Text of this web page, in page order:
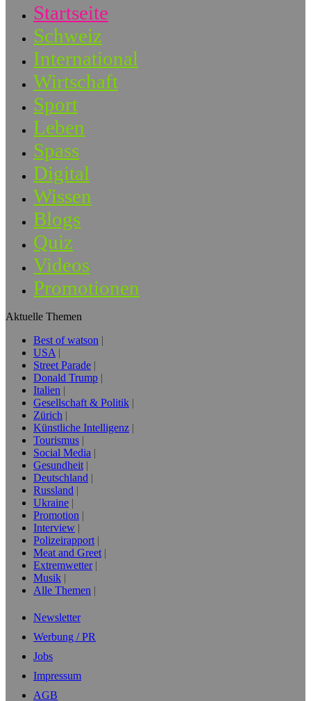
Startseite
Schweiz
International
Wirtschaft
Sport
Leben
Spass
Digital
Wissen
Blogs
Quiz
Videos
Promotionen
Aktuelle Themen
Best of watson
USA
Street Parade
Donald Trump
Italien
Gesellschaft & Politik
Zürich
Künstliche Intelligenz
Tourismus
Social Media
Gesundheit
Deutschland
Russland
Ukraine
Promotion
Interview
Polizeirapport
Meat and Greet
Extremwetter
Musik
Alle Themen
Newsletter
Werbung / PR
Jobs
Impressum
AGB